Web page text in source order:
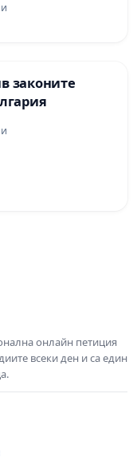
законите
онлайн петиция
всеки ден и са един